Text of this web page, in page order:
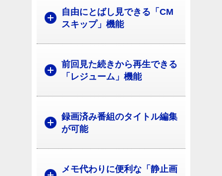
自由にとばし見できる「CM
スキップ」機能
前回見た続きから再生できる
「レジューム」機能
録画済み番組のタイトル編集
が可能
メモ代わりに便利な「静止画